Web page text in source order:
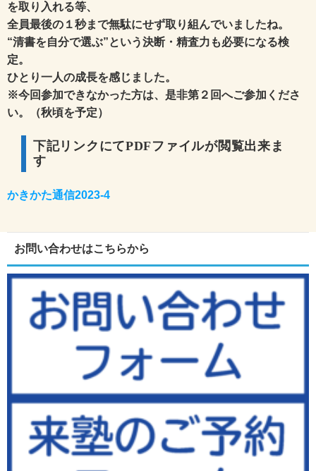
を取り入れる等、
全員最後の１秒まで無駄にせず取り組んでいましたね。
“清書を自分で選ぶ”という決断・精査力も必要になる検
定。
ひとり一人の成長を感じました。
※今回参加できなかった方は、是非第２回へご参加くださ
い。（秋頃を予定）
下記リンクにてPDFファイルが閲覧出来ま
す
かきかた通信2023-4
お問い合わせはこちらから